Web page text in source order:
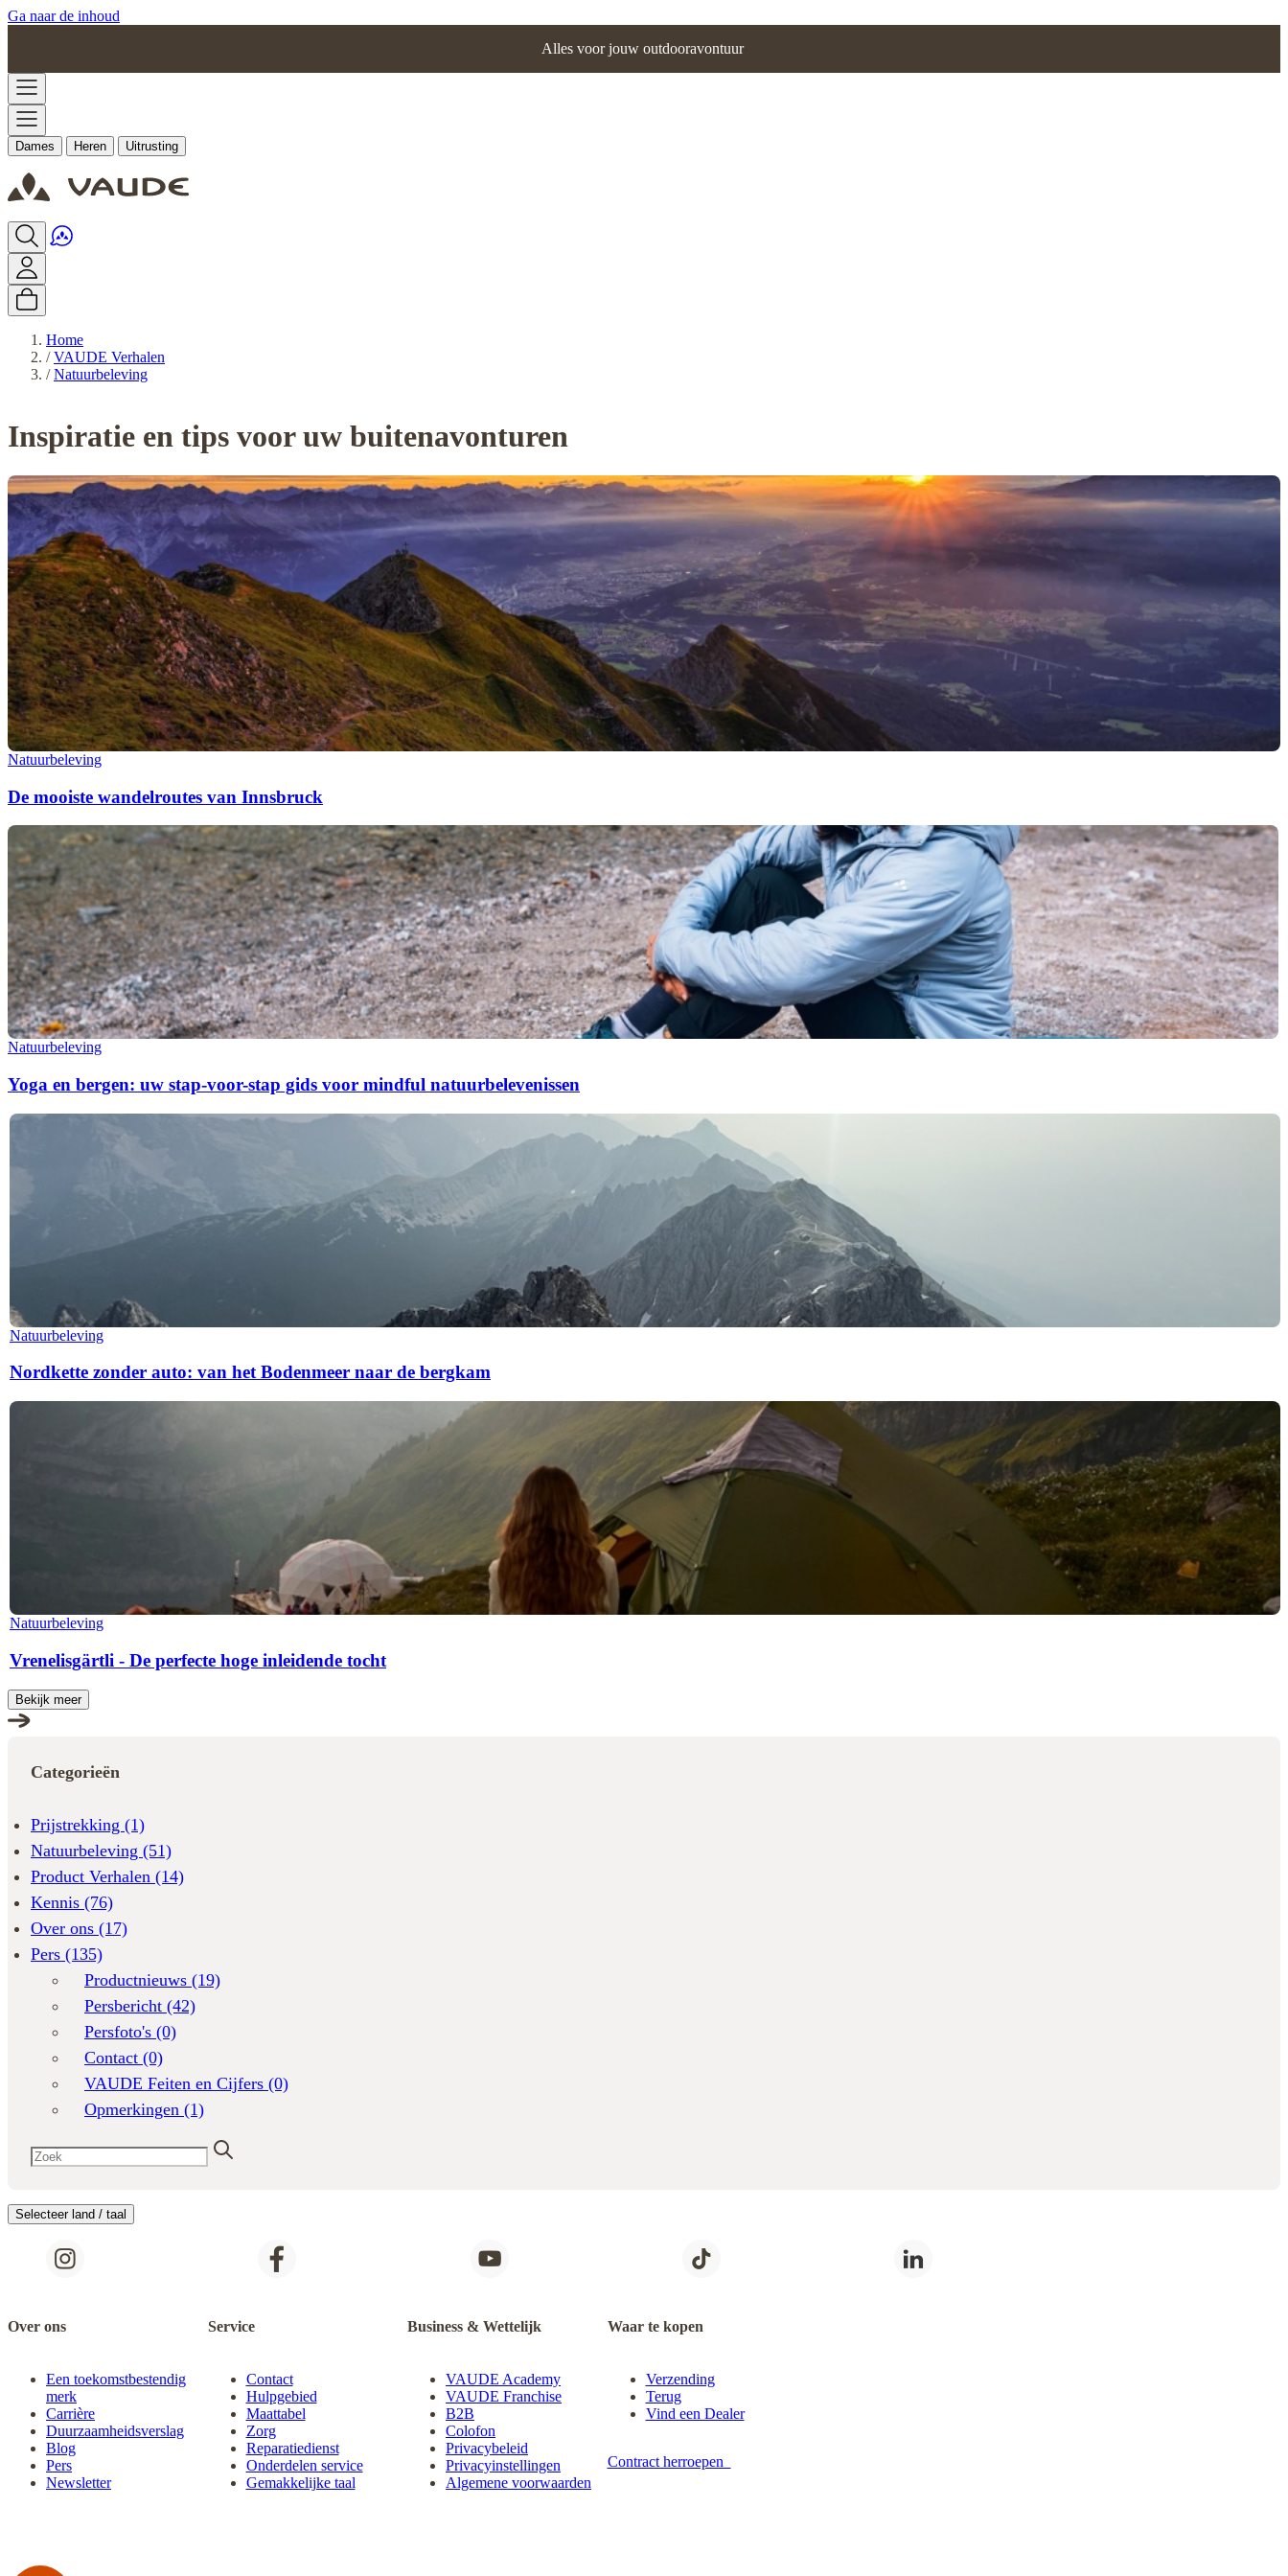
Ga naar de inhoud
Alles voor jouw outdooravontuur
Dames Heren Uitrusting
Home
/ VAUDE Verhalen
/ Natuurbeleving
Inspiratie en tips voor uw buitenavonturen
Natuurbeleving
De mooiste wandelroutes van Innsbruck
Natuurbeleving
Yoga en bergen: uw stap-voor-stap gids voor mindful natuurbelevenissen
Natuurbeleving
Nordkette zonder auto: van het Bodenmeer naar de bergkam
Natuurbeleving
Vrenelisgärtli - De perfecte hoge inleidende tocht
Bekijk meer
Categorieën
Prijstrekking (1)
Natuurbeleving (51)
Product Verhalen (14)
Kennis (76)
Over ons (17)
Pers (135)
Productnieuws (19)
Persbericht (42)
Persfoto's (0)
Contact (0)
VAUDE Feiten en Cijfers (0)
Opmerkingen (1)
Selecteer land / taal
Over ons
Een toekomstbestendig
merk
Carrière
Duurzaamheidsverslag
Blog
Pers
Newsletter
Service
Contact
Hulpgebied
Maattabel
Zorg
Reparatiedienst
Onderdelen service
Gemakkelijke taal
Business & Wettelijk
VAUDE Academy
VAUDE Franchise
B2B
Colofon
Privacybeleid
Privacyinstellingen
Algemene voorwaarden
Waar te kopen
Verzending
Terug
Vind een Dealer
Contract herroepen